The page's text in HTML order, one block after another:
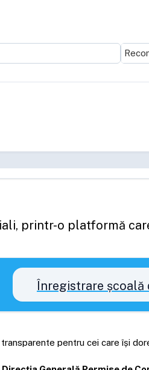
printr-o platformă
Înregistrare școală
pentru cei care își